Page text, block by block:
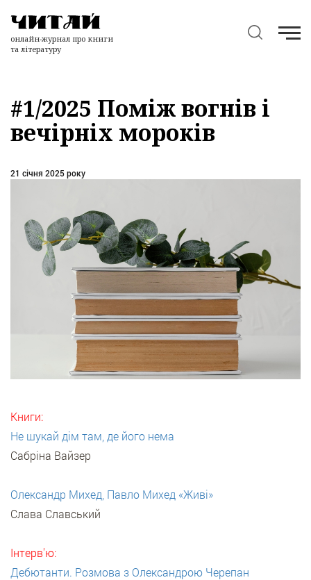
онлайн-журнал про книги
та літературу
#1/2025 Поміж вогнів і
вечірніх мороків
21 січня 2025 року
Книги:
Не шукай дім там, де його нема
Сабріна Вайзер
Олександр Михед, Павло Михед «Живі»
Слава Славський
Інтерв'ю:
Дебютанти. Розмова з Олександрою Черепан